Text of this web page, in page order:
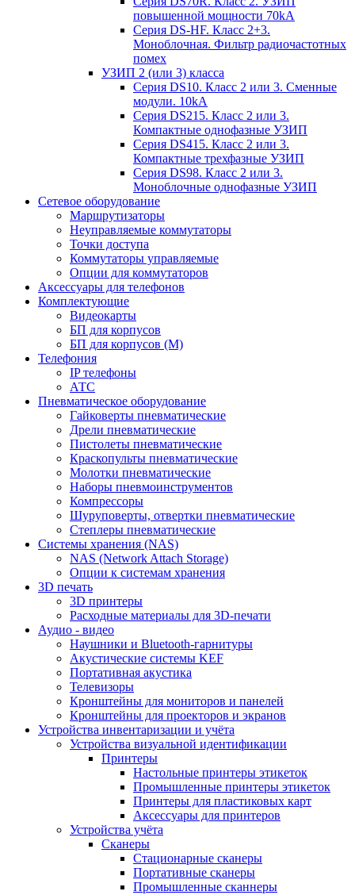
повышенной мощности 70kA
Серия DS-HF. Класс 2+3.
Моноблочная. Фильтр радиочастотных
помех
УЗИП 2 (или 3) класса
Серия DS10. Класс 2 или 3. Сменные
модули. 10kA
Серия DS215. Класс 2 или 3.
Компактные однофазные УЗИП
Серия DS415. Класс 2 или 3.
Компактные трехфазные УЗИП
Серия DS98. Класс 2 или 3.
Моноблочные однофазные УЗИП
Сетевое оборудование
Маршрутизаторы
Неуправляемые коммутаторы
Точки доступа
Коммутаторы управляемые
Опции для коммутаторов
Аксессуары для телефонов
Комплектующие
Видеокарты
БП для корпусов
БП для корпусов (М)
Телефония
IP телефоны
АТС
Пневматическое оборудование
Гайковерты пневматические
Дрели пневматические
Пистолеты пневматические
Краскопульты пневматические
Молотки пневматические
Наборы пневмоинструментов
Компрессоры
Шуруповерты, отвертки пневматические
Степлеры пневматические
Cистемы хранения (NAS)
NAS (Network Attach Storage)
Опции к системам хранения
3D печать
3D принтеры
Расходные материалы для 3D-печати
Аудио - видео
Наушники и Bluetooth-гарнитуры
Акустические системы KEF
Портативная акустика
Телевизоры
Кронштейны для мониторов и панелей
Кронштейны для проекторов и экранов
Устройства инвентаризации и учёта
Устройства визуальной идентификации
Принтеры
Настольные принтеры этикеток
Промышленные принтеры этикеток
Принтеры для пластиковых карт
Аксессуары для принтеров
Устройства учёта
Сканеры
Стационарные сканеры
Портативные сканеры
Промышленные сканнеры